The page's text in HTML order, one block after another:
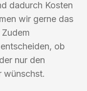
dadurch Kosten
wir gerne das
ob
nur den
wünschst.